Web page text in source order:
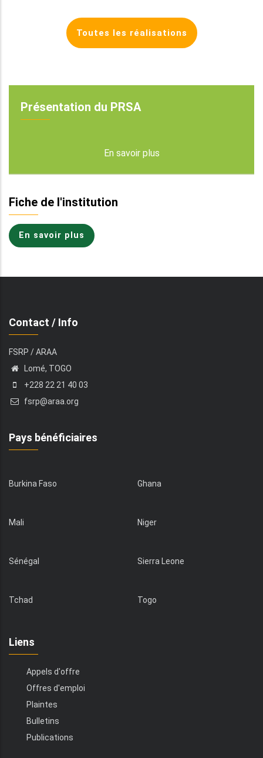
Toutes les réalisations
Présentation du PRSA
En savoir plus
Fiche de l'institution
En savoir plus
Contact / Info
FSRP / ARAA
Lomé, TOGO
+228 22 21 40 03
fsrp@araa.org
Pays bénéficiaires
Burkina Faso Ghana
Mali Niger
Sénégal Sierra Leone
Tchad Togo
Liens
Appels d'offre
Offres d'emploi
Plaintes
Bulletins
Publications